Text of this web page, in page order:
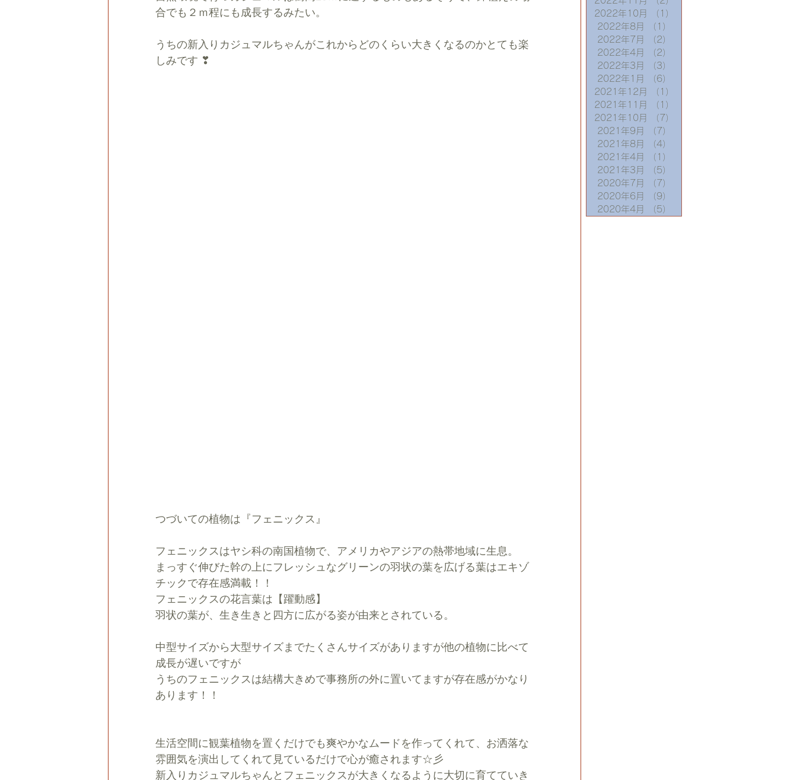
合でも２ｍ程にも成長するみたい。
うちの新入りカジュマルちゃんがこれからどのくらい大きくなるのかとても楽
しみです ❣
つづいての植物は『フェニックス』
フェニックスはヤシ科の南国植物で、アメリカやアジアの熱帯地域に生息。
まっすぐ伸びた幹の上にフレッシュなグリーンの羽状の葉を広げる葉はエキゾ
チックで存在感満載！！
フェニックスの花言葉は【躍動感】
羽状の葉が、生き生きと四方に広がる姿が由来とされている。
中型サイズから大型サイズまでたくさんサイズがありますが他の植物に比べて
成長が遅いですが
うちのフェニックスは結構大きめで事務所の外に置いてますが存在感がかなり
あります！！
生活空間に観葉植物を置くだけでも爽やかなムードを作ってくれて、お洒落な
雰囲気を演出してくれて見ているだけで心が癒されます☆彡
新入りカジュマルちゃんとフェニックスが大きくなるように大切に育てていき
2022年10月
（1）
2022年8月
（1）
2022年7月
（2）
2022年4月
（2）
2022年3月
（3）
2022年1月
（6）
2021年12月
（1）
2021年11月
（1）
2021年10月
（7）
2021年9月
（7）
2021年8月
（4）
2021年4月
（1）
2021年3月
（5）
2020年7月
（7）
2020年6月
（9）
2020年4月
（5）